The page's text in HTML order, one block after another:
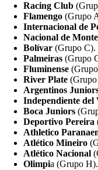
Racing Club
Flamengo (Grupo
Internacional de
Nacional de
Bolívar (Grupo C).
Palmeiras (Grupo
Fluminense
River Plate
Argentinos
Independiente del
Boca Juniors
Deportivo Pereira
Athletico
Atlético Mineiro
Atlético Nacional
Olimpia (Grupo H).